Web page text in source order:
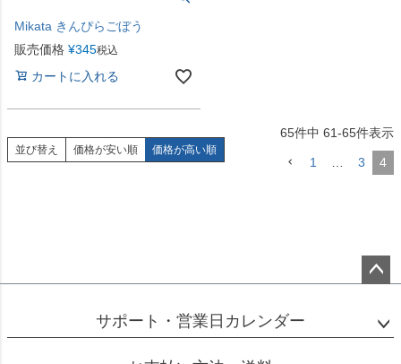
Mikata きんぴらごぼう
販売価格 ¥345税込
カートに入れる
並び替え 価格が安い順 価格が高い順
65件中 61-65件表示
1 3 4
ップ
サポート・営業日カレンダー